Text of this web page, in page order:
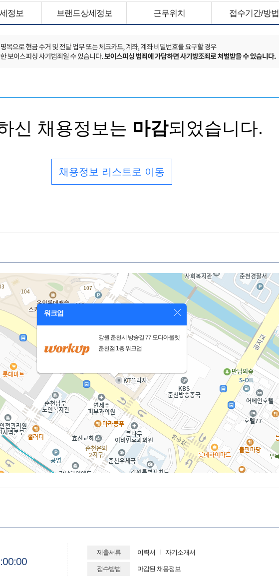
정보 브랜드상세정보 근무위치 접수기간/방법
신 채용정보는 마감되었습니다.
채용정보 리스트로 이동
워크업
강원 춘천시 방송길 77 모다아울렛
춘천점 1층 워크업
제출서류 이력서 자기소개서
접수방법 마감된 채용정보